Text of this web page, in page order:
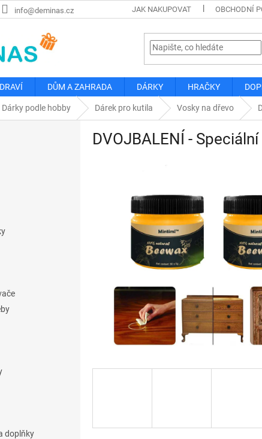
info@deminas.cz JAK NAKUPOVAT OBCHODNÍ
DŮM A ZAHRADA DÁRKY HRAČKY
Dárky podle hobby Dárek pro kutila Vosky na dřevo
doplňky
DVOJBALENÍ -